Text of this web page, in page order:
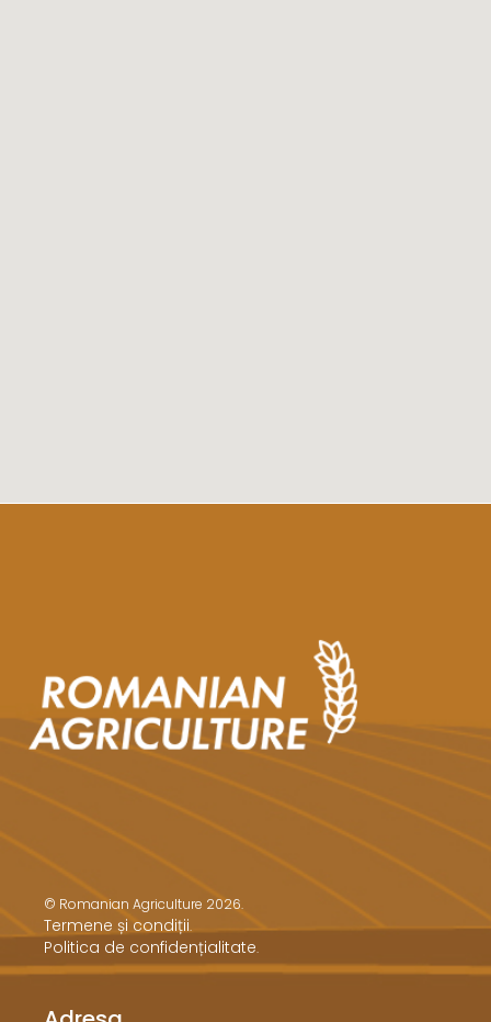
© Romanian Agriculture 2026.
Termene și condiții.
Politica de confidențialitate.